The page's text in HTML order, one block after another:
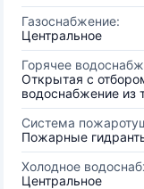
Газоснабжение:
Центральное
Горячее
Открытая с
водоснабжение из
Система
Пожарные
Холодное
Центральное